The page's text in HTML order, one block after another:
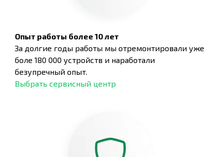
Опыт работы более 10 лет
За долгие годы работы мы отремонтировали уже
боле 180 000 устройств и наработали
безупречный опыт.
Выбрать сервисный центр